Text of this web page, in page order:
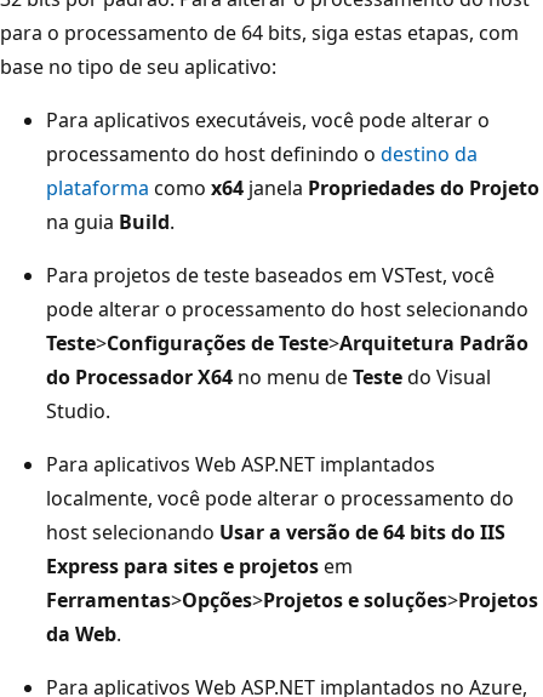
para o processamento de 64 bits, siga estas etapas, com
base no tipo de seu aplicativo:
Para aplicativos executáveis, você pode alterar o
processamento do host definindo o destino da
plataforma como x64 janela Propriedades do Projeto
na guia Build.
Para projetos de teste baseados em VSTest, você
pode alterar o processamento do host selecionando
Teste>Configurações de Teste>Arquitetura Padrão
do Processador X64 no menu deTestedo Visual
Studio.
Para aplicativos Web ASP.NET implantados
localmente, você pode alterar o processamento do
host selecionando Usar a versão de 64 bits do IIS
Express para sites e projetosem
Ferramentas>Opções>Projetos e soluções>Projetos
da Web.
Para aplicativos Web ASP.NET implantados no Azure,